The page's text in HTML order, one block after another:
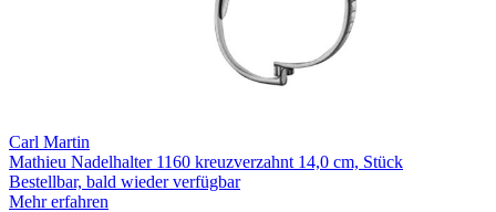
Carl Martin
Mathieu Nadelhalter 1160 kreuzverzahnt 14,0 cm, Stück
Bestellbar, bald wieder verfügbar
Mehr erfahren